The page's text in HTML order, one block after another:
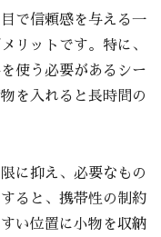
で信頼感を与える一
リットです。特に、
使う必要があるシー
を入れると長時間の
に抑え、必要なもの
ると、携帯性の制約
い位置に小物を収納